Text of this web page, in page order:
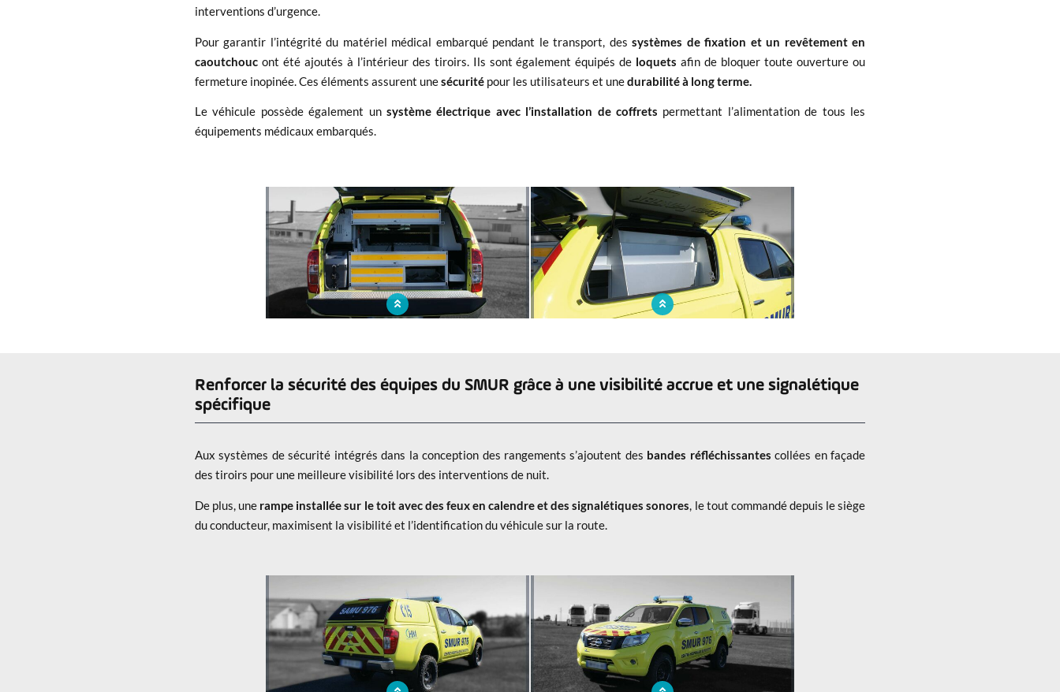
interventions d’urgence.
Pour garantir l’intégrité du matériel médical embarqué pendant le transport, dessystèmes de fixation et un revêtement en
caoutchouc ont été ajoutés à l’intérieur des tiroirs. Ils sont également équipés de loquetsafin de bloquer toute ouverture ou
fermeture inopinée. Ces éléments assurent unesécurité pour les utilisateurs et unedurabilité à long terme.
Le véhicule possède également un système électrique avec l’installation de coffrets permettant l’alimentation de tous les
équipements médicaux embarqués.
Renforcer la sécurité des équipes du SMUR grâce à une visibilité accrue et une signalétique
spécifique
Aux systèmes de sécurité intégrés dans la conception des rangements s’ajoutent des bandes réfléchissantes collées en façade
des tiroirs pour une meilleure visibilité lors des interventions de nuit.
De plus, une rampe installée sur le toit avec des feux en calendre et des signalétiques sonores, le tout commandé depuis le siège
du conducteur, maximisent la visibilité et l’identification du véhicule sur la route.